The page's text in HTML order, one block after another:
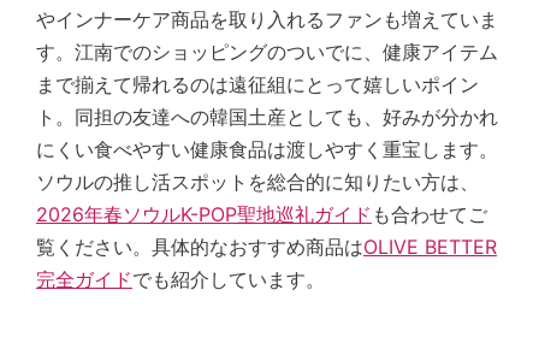
やインナーケア商品を取り入れるファンも増えていま
す。江南でのショッピングのついでに、健康アイテム
まで揃えて帰れるのは遠征組にとって嬉しいポイン
ト。同担の友達への韓国土産としても、好みが分かれ
にくい食べやすい健康食品は渡しやすく重宝します。
ソウルの推し活スポットを総合的に知りたい方は、
2026年春ソウルK-POP聖地巡礼ガイド も合わせてご
覧ください。具体的なおすすめ商品はOLIVE BETTER
完全ガイドでも紹介しています。